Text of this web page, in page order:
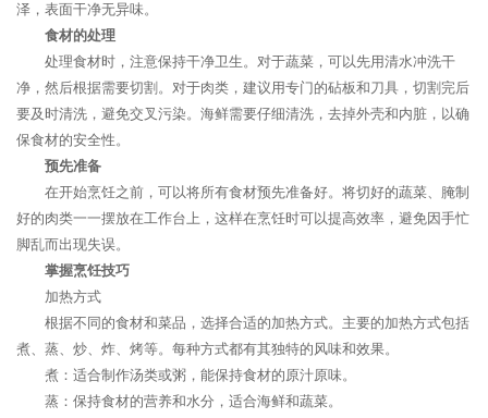
泽，表面干净无异味。
食材的处理
处理食材时，注意保持干净卫生。对于蔬菜，可以先用清水冲洗干
净，然后根据需要切割。对于肉类，建议用专门的砧板和刀具，切割完后
要及时清洗，避免交叉污染。海鲜需要仔细清洗，去掉外壳和内脏，以确
保食材的安全性。
预先准备
在开始烹饪之前，可以将所有食材预先准备好。将切好的蔬菜、腌制
好的肉类一一摆放在工作台上，这样在烹饪时可以提高效率，避免因手忙
脚乱而出现失误。
掌握烹饪技巧
加热方式
根据不同的食材和菜品，选择合适的加热方式。主要的加热方式包括
煮、蒸、炒、炸、烤等。每种方式都有其独特的风味和效果。
煮：适合制作汤类或粥，能保持食材的原汁原味。
蒸：保持食材的营养和水分，适合海鲜和蔬菜。